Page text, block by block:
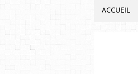
ACCUEIL